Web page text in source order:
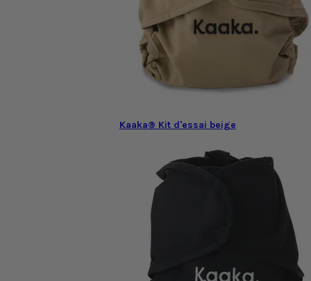
Kaaka® Kit d'essai beige